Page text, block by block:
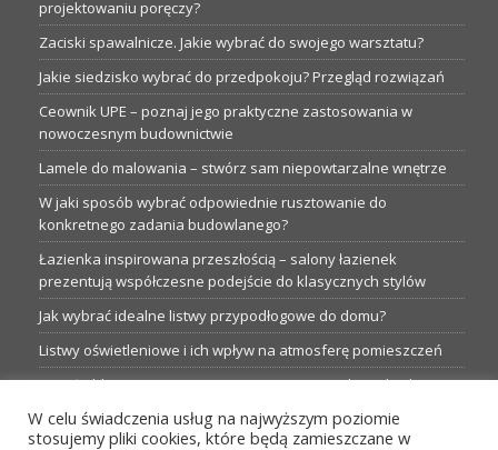
projektowaniu poręczy?
Zaciski spawalnicze. Jakie wybrać do swojego warsztatu?
Jakie siedzisko wybrać do przedpokoju? Przegląd rozwiązań
Ceownik UPE – poznaj jego praktyczne zastosowania w
nowoczesnym budownictwie
Lamele do malowania – stwórz sam niepowtarzalne wnętrze
W jaki sposób wybrać odpowiednie rusztowanie do
konkretnego zadania budowlanego?
Łazienka inspirowana przeszłością – salony łazienek
prezentują współczesne podejście do klasycznych stylów
Jak wybrać idealne listwy przypodłogowe do domu?
Listwy oświetleniowe i ich wpływ na atmosferę pomieszczeń
Garaże blaszane: Nieocenione magazyny podczas budowy
Profesjonalne hurtownie dla każdego budowlańca i instalatora
W celu świadczenia usług na najwyższym poziomie
stosujemy pliki cookies, które będą zamieszczane w